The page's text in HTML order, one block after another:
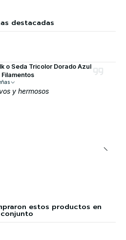
destacadas
o Seda Tricolor Dorado Azul
Filamentos
y hermosos
estos productos en
conjunto